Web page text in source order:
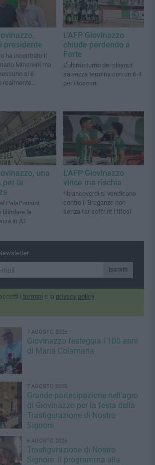
presidente
ha incontrato il
Minervini ma
si è
realmente
L’AFP Giovinazzo
chiude perdendo a
Forte
L’ultimo turno dei playout
salvezza termina con un 6-4
per i toscani
una
per la
PalaPansini
blindare la
in A1
L'AFP Giovinazzo
vince ma rischia
I biancoverdi si vendicano
contro il Breganze non
senza far soffrire i tifosi
Iscriviti
i termini e la privacy policy
7 AGOSTO 2026
Giovinazzo festeggia i 100 anni
di Maria Colamaria
7 AGOSTO 2026
Grande partecipazione nell'agro
di Giovinazzo per la festa della
Trasfigurazione di Nostro
Signore
6 AGOSTO 2026
Trasfigurazione di Nostro
Signore: il programma alla